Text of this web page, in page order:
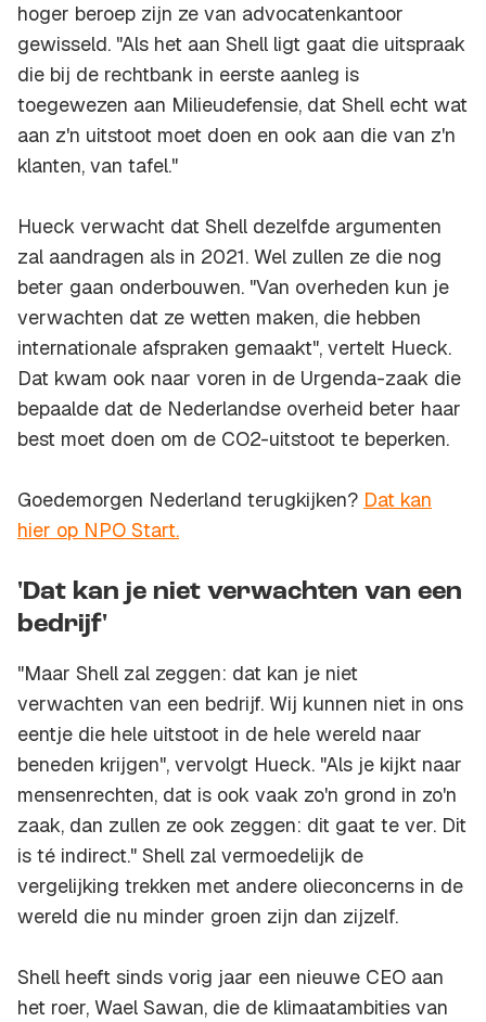
hoger beroep zijn ze van advocatenkantoor
gewisseld. "Als het aan Shell ligt gaat die uitspraak
die bij de rechtbank in eerste aanleg is
toegewezen aan Milieudefensie, dat Shell echt wat
aan z'n uitstoot moet doen en ook aan die van z'n
klanten, van tafel."
Hueck verwacht dat Shell dezelfde argumenten
zal aandragen als in 2021. Wel zullen ze die nog
beter gaan onderbouwen. "Van overheden kun je
verwachten dat ze wetten maken, die hebben
internationale afspraken gemaakt", vertelt Hueck.
Dat kwam ook naar voren in de Urgenda-zaak die
bepaalde dat de Nederlandse overheid beter haar
best moet doen om de CO2-uitstoot te beperken.
Goedemorgen Nederland terugkijken? Dat kan
hier op NPO Start.
'Dat kan je niet verwachten van een
bedrijf'
"Maar Shell zal zeggen: dat kan je niet
verwachten van een bedrijf. Wij kunnen niet in ons
eentje die hele uitstoot in de hele wereld naar
beneden krijgen", vervolgt Hueck. "Als je kijkt naar
mensenrechten, dat is ook vaak zo'n grond in zo'n
zaak, dan zullen ze ook zeggen: dit gaat te ver. Dit
is té indirect." Shell zal vermoedelijk de
vergelijking trekken met andere olieconcerns in de
wereld die nu minder groen zijn dan zijzelf.
Shell heeft sinds vorig jaar een nieuwe CEO aan
het roer, Wael Sawan, die de klimaatambities van